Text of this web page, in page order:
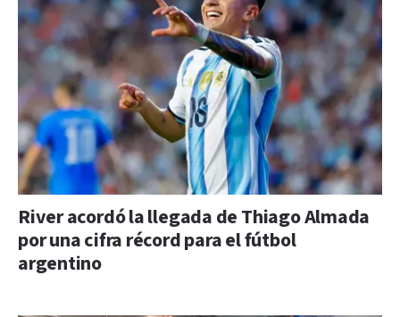
River acordó la llegada de Thiago Almada
por una cifra récord para el fútbol
argentino